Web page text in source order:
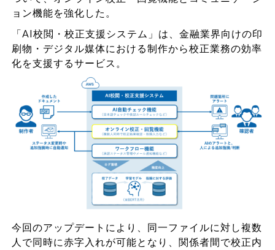
ョン機能を強化した。
「AI校閲・校正支援システム」は、金融業界向けの印
刷物・デジタル媒体における制作から校正業務の効率
化を支援するサービス。
今回のアップデートにより、同一ファイルに対し複数
人で同時に赤字入れが可能となり、関係者間で校正内